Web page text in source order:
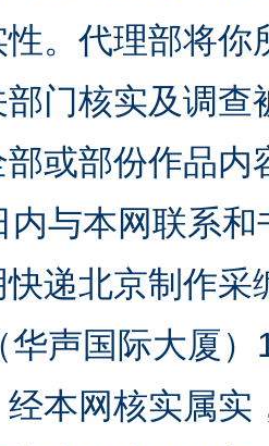
。代理部将
门核实及调
或部份作品
内与本网联系
递北京制作
华声国际大厦
本网核实属